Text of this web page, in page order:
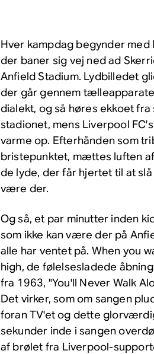
Hver kampdag begynder
der baner sig vej ned ad
Anfield Stadium. Lydbilledet
der går gennem
dialekt, og så høres ekkoet
stadionet, mens Liverpool
varme op. Efterhånden som
bristepunktet, mættes luften
de lyde, der får hjertet til at
være der.
Og så, et par minutter inden
som ikke kan være der på
alle har ventet på. When you
high, de følelsesladede
fra 1963, "You'll Never Walk
Det virker, som om sangen
foran TV'et og dette
sekunder inde i sangen
af brølet fra Liverpool-